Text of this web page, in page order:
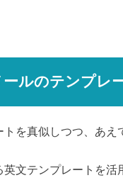
ルのテンプレ
を真似しつつ、あえ
文テンプレートを活